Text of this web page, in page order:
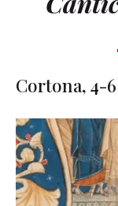
Cortona, 4-